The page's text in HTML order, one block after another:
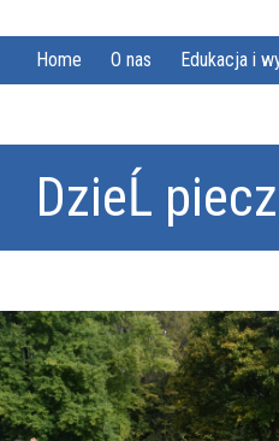
Home O nas Edukacja i
DzieĹ